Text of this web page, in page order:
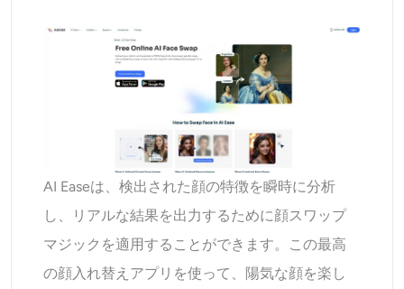
AI Easeは、検出された顔の特徴を瞬時に分析
し、リアルな結果を出力するために顔スワップ
マジックを適用することができます。この最高
の顔入れ替えアプリを使って、陽気な顔を楽し